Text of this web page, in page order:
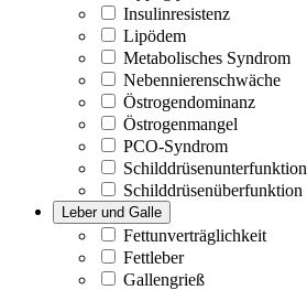
Insulinresistenz
Lipödem
Metabolisches Syndrom
Nebennierenschwäche
Östrogendominanz
Östrogenmangel
PCO-Syndrom
Schilddrüsenunterfunktion
Schilddrüsenüberfunktion
Leber und Galle
Fettunverträglichkeit
Fettleber
Gallengrieß